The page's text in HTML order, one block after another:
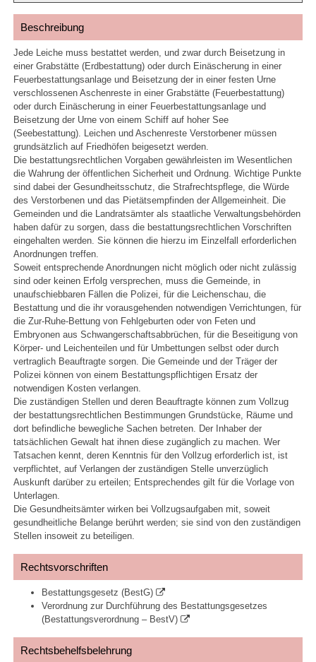
Beschreibung
Jede Leiche muss bestattet werden, und zwar durch Beisetzung in
einer Grabstätte (Erdbestattung) oder durch Einäscherung in einer
Feuerbestattungsanlage und Beisetzung der in einer festen Urne
verschlossenen Aschenreste in einer Grabstätte (Feuerbestattung)
oder durch Einäscherung in einer Feuerbestattungsanlage und
Beisetzung der Urne von einem Schiff auf hoher See
(Seebestattung). Leichen und Aschenreste Verstorbener müssen
grundsätzlich auf Friedhöfen beigesetzt werden.
Die bestattungsrechtlichen Vorgaben gewährleisten im Wesentlichen
die Wahrung der öffentlichen Sicherheit und Ordnung. Wichtige Punkte
sind dabei der Gesundheitsschutz, die Strafrechtspflege, die Würde
des Verstorbenen und das Pietätsempfinden der Allgemeinheit. Die
Gemeinden und die Landratsämter als staatliche Verwaltungsbehörden
haben dafür zu sorgen, dass die bestattungsrechtlichen Vorschriften
eingehalten werden. Sie können die hierzu im Einzelfall erforderlichen
Anordnungen treffen.
Soweit entsprechende Anordnungen nicht möglich oder nicht zulässig
sind oder keinen Erfolg versprechen, muss die Gemeinde, in
unaufschiebbaren Fällen die Polizei, für die Leichenschau, die
Bestattung und die ihr vorausgehenden notwendigen Verrichtungen, für
die Zur-Ruhe-Bettung von Fehlgeburten oder von Feten und
Embryonen aus Schwangerschaftsabbrüchen, für die Beseitigung von
Körper- und Leichenteilen und für Umbettungen selbst oder durch
vertraglich Beauftragte sorgen. Die Gemeinde und der Träger der
Polizei können von einem Bestattungspflichtigen Ersatz der
notwendigen Kosten verlangen.
Die zuständigen Stellen und deren Beauftragte können zum Vollzug
der bestattungsrechtlichen Bestimmungen Grundstücke, Räume und
dort befindliche bewegliche Sachen betreten. Der Inhaber der
tatsächlichen Gewalt hat ihnen diese zugänglich zu machen. Wer
Tatsachen kennt, deren Kenntnis für den Vollzug erforderlich ist, ist
verpflichtet, auf Verlangen der zuständigen Stelle unverzüglich
Auskunft darüber zu erteilen; Entsprechendes gilt für die Vorlage von
Unterlagen.
Die Gesundheitsämter wirken bei Vollzugsaufgaben mit, soweit
gesundheitliche Belange berührt werden; sie sind von den zuständigen
Stellen insoweit zu beteiligen.
Rechtsvorschriften
Bestattungsgesetz (BestG)
Verordnung zur Durchführung des Bestattungsgesetzes
(Bestattungsverordnung – BestV)
Rechtsbehelfsbelehrung